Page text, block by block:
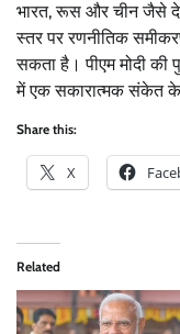
भारत, रूस और चीन जैसे
स्तर पर रणनीतिक
सकता है। पीएम मोदी की
में एक सकारात्मक संकेत के
Share this:
X
Related